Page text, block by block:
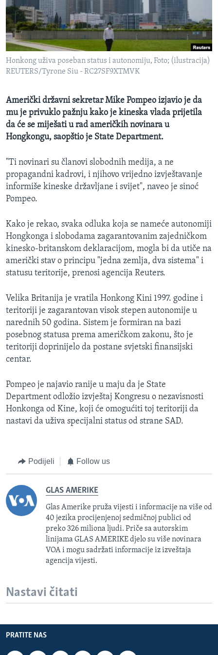
MAGAZIN
O GLASU AMERIKE
Learning English
Jezici
Honkong uživa poseban status i autonomiju, Foto; (ilustracija)
REUTERS/Tyrone Siu - RC27SF9XTMVK
Američki državni sekretar Mike Pompeo izjavio je da
mu je privuklo pažnju kako je kineska vlada prijetila
da će se miješati u rad američkih novinara u
Hongkongu, saopštio je State Department.
"Ti novinari su članovi slobodnih medija, a ne
propagandni kadrovi, i njihovo vrijedno izvještavanje
informiše kineske državljane i svijet", naveo je sinoć
Pompeo.
Kako je rekao, svaka odluka koja se nameće autonomiji
Hongkonga i slobodama zagarantovanim zajedničkom
kinesko-britanskom deklaracijom, mogla bi da utiče na
američki stav o principu "jedna zemlja, dva sistema" i
statusu teritorije, prenosi agencija Reuters.
Velika Britanija je vratila Honkong Kini 1997. godine i
teritoriji je zagarantovan visok stepen autonomije u
narednih 50 godina. Sistem je formiran na bazi
posebnog statusa prema američkom zakonu, što je
teritoriji doprinijelo da postane svjetski finansijski
centar.
Pompeo je najavio ranije u maju da je State
Department odložio izvještaj Kongresu o nezavisnosti
Honkonga od Kine, koji će omogućiti toj teritoriji da
nastavi da uživa specijalni status od strane SAD.
Podijeli Follow us
GLAS AMERIKE
Glas Amerike pruža vijesti i informacije na više od
40 jezika procijenjenoj sedmičnoj publici od
preko 326 miliona ljudi. Priče sa autorskim
linijama GLAS AMERIKE djelo su više novinara
VOA i mogu sadržati informacije iz izveštaja
agencija vijesti.
Nastavi čitati
PRATITE NAS